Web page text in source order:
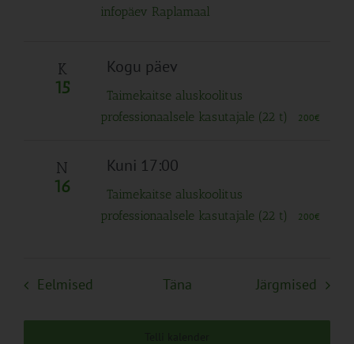
infopäev Raplamaal
K
15
Kogu päev
Taimekaitse aluskoolitus
professionaalsele kasutajale (22 t)
200€
N
16
Kuni 17:00
Taimekaitse aluskoolitus
professionaalsele kasutajale (22 t)
200€
Eelmised SündmusedTäna Järgmised